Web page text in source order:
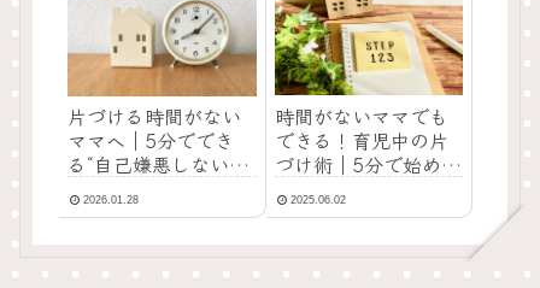
片づける時間がない
ママへ｜5分ででき
る“自己嫌悪しない片
づけ”の始め方
2026.01.28
時間がないママでも
できる！育児中の片
づけ術｜5分で始める
2025.06.02